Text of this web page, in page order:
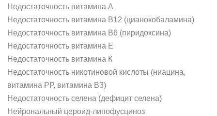
Недостаточность витамина А
Недостаточность витамина В12 (цианокобаламина)
Недостаточность витамина В6 (пиридоксина)
Недостаточность витамина Е
Недостаточность витамина К
Недостаточность никотиновой кислоты (ниацина,
витамина РР, витамина В3)
Недостаточность селена (дефицит селена)
Нейрональный цероид-липофусциноз